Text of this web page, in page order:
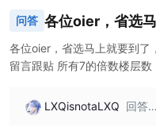
ms”），选择
度进行练习
问答 各位oier，省选
己的祝福吧
各位oier，省选马上就要到了
留言跟贴 所有7的倍数楼层
LXQisnotaLXQ 回答：